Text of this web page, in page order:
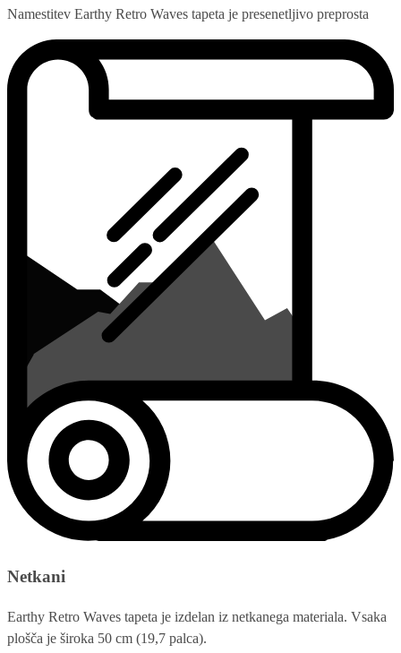
Namestitev Earthy Retro Waves tapeta je presenetljivo preprosta
Netkani
Earthy Retro Waves tapeta je izdelan iz netkanega materiala. Vsaka
plošča je široka 50 cm (19,7 palca).